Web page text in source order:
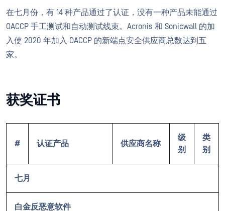
在七月份，有 14 种产品通过了认证，没有一种产品未能通过
OACCP 手工测试和自动测试线束。Acronis 和 Sonicwall 的加
入使 2020 年加入 OACCP 的新端点安全供应商总数达到五
家。
获奖证书
# 认证产品 供应商名称
级
别
类
别
七月
白金反恶意软件